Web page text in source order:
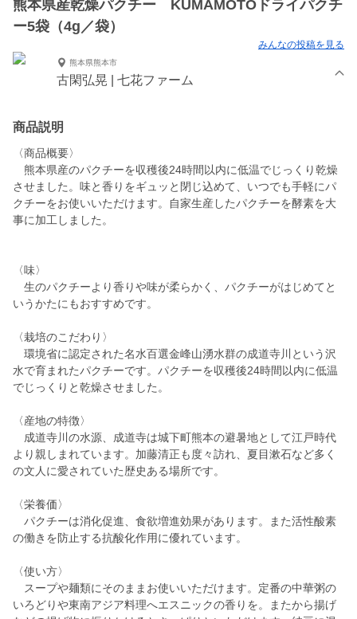
熊本県産乾燥パクチー KUMAMOTOドライパクチ
ー5袋（4g／袋）
みんなの投稿を見る
熊本県熊本市
古閑弘晃 | 七花ファーム
商品説明
〈商品概要〉
熊本県産のパクチーを収穫後24時間以内に低温でじっくり乾燥
させました。味と香りをギュッと閉じ込めて、いつでも手軽にパ
クチーをお使いいただけます。自家生産したパクチーを酵素を大
事に加工しました。
〈味〉
生のパクチーより香りや味が柔らかく、パクチーがはじめてと
いうかたにもおすすめです。
〈栽培のこだわり〉
環境省に認定された名水百選金峰山湧水群の成道寺川という沢
水で育まれたパクチーです。パクチーを収穫後24時間以内に低温
でじっくりと乾燥させました。
〈産地の特徴〉
成道寺川の水源、成道寺は城下町熊本の避暑地として江戸時代
より親しまれています。加藤清正も度々訪れ、夏目漱石など多く
の文人に愛されていた歴史ある場所です。
〈栄養価〉
パクチーは消化促進、食欲増進効果があります。また活性酸素
の働きを防止する抗酸化作用に優れています。
〈使い方〉
スープや麺類にそのままお使いいただけます。定番の中華粥の
いろどりや東南アジア料理へエスニックの香りを。またから揚げ